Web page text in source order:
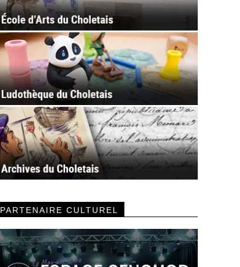
PARTENAIRE CULTUREL